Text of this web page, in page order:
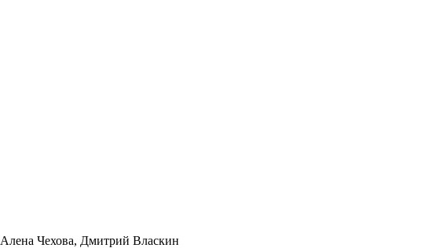
Алена Чехова, Дмитрий Власкин